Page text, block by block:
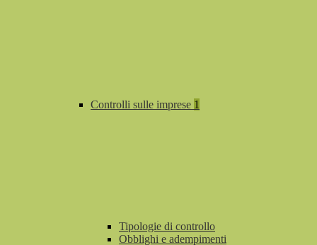
Controlli sulle imprese 1
Tipologie di controllo
Obblighi e adempimenti